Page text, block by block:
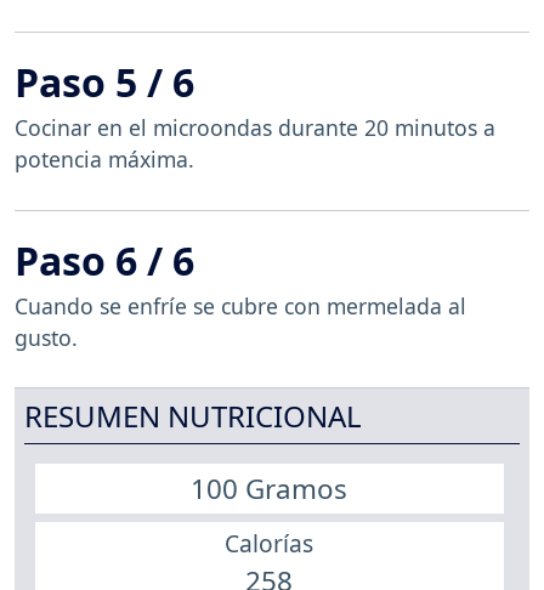
Paso 5 / 6
Cocinar en el microondas durante 20 minutos a
potencia máxima.
Paso 6 / 6
Cuando se enfríe se cubre con mermelada al
gusto.
RESUMEN NUTRICIONAL
100 Gramos
Calorías
258